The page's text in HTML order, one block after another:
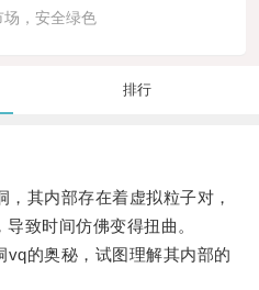
场，安全绿色
排行
其内部存在着虚拟粒子对，
致时间仿佛变得扭曲。
的奥秘，试图理解其内部的